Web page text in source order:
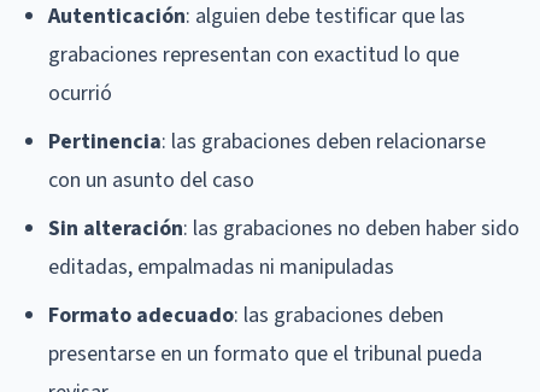
Autenticación: alguien debe testificar que las
grabaciones representan con exactitud lo que
ocurrió
Pertinencia: las grabaciones deben relacionarse
con un asunto del caso
Sin alteración: las grabaciones no deben haber sido
editadas, empalmadas ni manipuladas
Formato adecuado: las grabaciones deben
presentarse en un formato que el tribunal pueda